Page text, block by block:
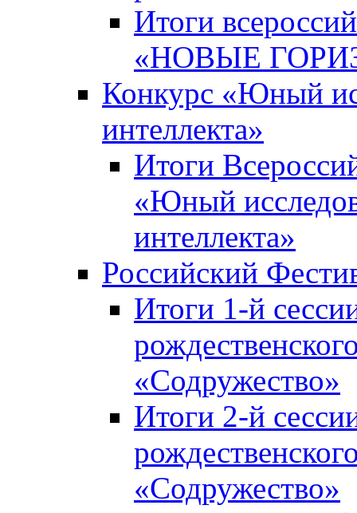
Итоги
«НОВЫЕ
Конкурс «Юный
интеллекта»
Итоги
«Юный
интеллекта»
Российский
Итоги 1-й
«Содружество»
Итоги 2-й
«Содружество»